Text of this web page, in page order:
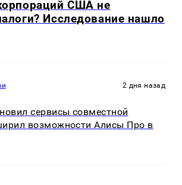
США не
Исследование нашло
2 дня назад
сервисы совместной
возможности Алисы Про в